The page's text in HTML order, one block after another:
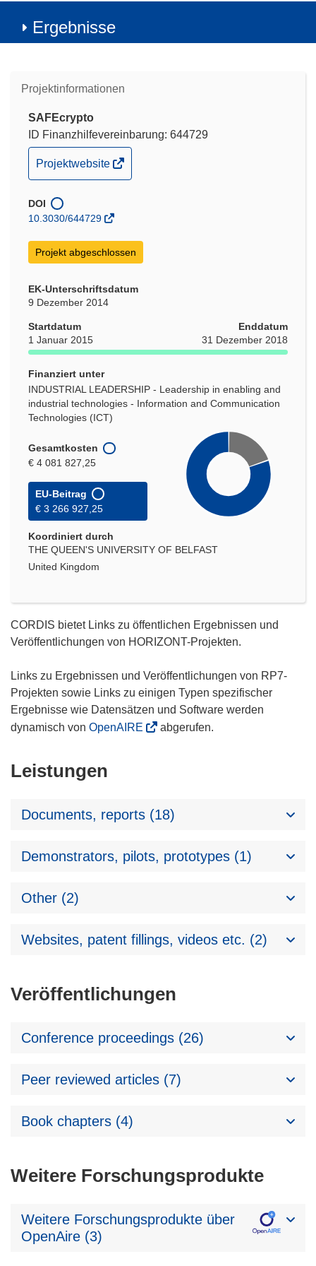
Ergebnisse
Projektinformationen
SAFEcrypto
ID Finanzhilfevereinbarung: 644729
(öffnet
in
neuem
Fenster)
Projektwebsite
DOI
10.3030/644729
Projekt abgeschlossen
EK-Unterschriftsdatum
9 Dezember 2014
Startdatum
1 Januar 2015
Enddatum
31 Dezember 2018
Finanziert unter
INDUSTRIAL LEADERSHIP - Leadership in enabling and
industrial technologies - Information and Communication
Technologies (ICT)
Gesamtkosten
€ 4 081 827,25
EU-Beitrag
€ 3 266 927,25
Koordiniert durch
THE QUEEN'S UNIVERSITY OF BELFAST
United Kingdom
CORDIS bietet Links zu öffentlichen Ergebnissen und
Veröffentlichungen von HORIZONT-Projekten.
Links zu Ergebnissen und Veröffentlichungen von RP7-
Projekten sowie Links zu einigen Typen spezifischer
Ergebnisse wie Datensätzen und Software werden
dynamisch von OpenAIRE abgerufen.
Leistungen
Documents, reports (18)
Demonstrators, pilots, prototypes (1)
Other (2)
Websites, patent fillings, videos etc. (2)
Veröffentlichungen
Conference proceedings (26)
Peer reviewed articles (7)
Book chapters (4)
Weitere Forschungsprodukte
Weitere Forschungsprodukte über
OpenAire (3)